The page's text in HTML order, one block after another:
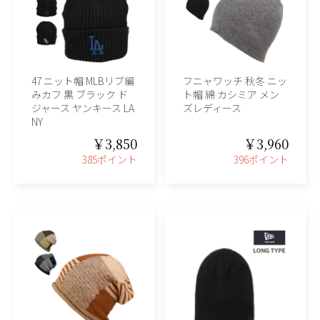
47 ニット帽 MLBリブ編
みカフ 黒 ブラック ド
ジャース ヤンキース LA
NY
￥3,850
385ポイント
フニャワッチ 秋冬 ニッ
ト帽 綿 カシミア メン
ズレディース
￥3,960
396ポイント